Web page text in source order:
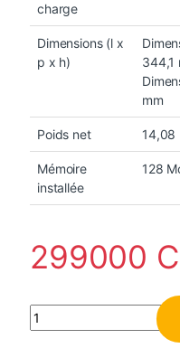
charge
Dimensions (l x
p x h)
344,1
mm
Poids net 14,08
Mémoire
installée
128
299000
Imprimante Laser